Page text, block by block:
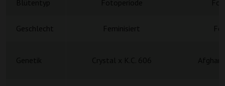
Geschlecht Feminisiert